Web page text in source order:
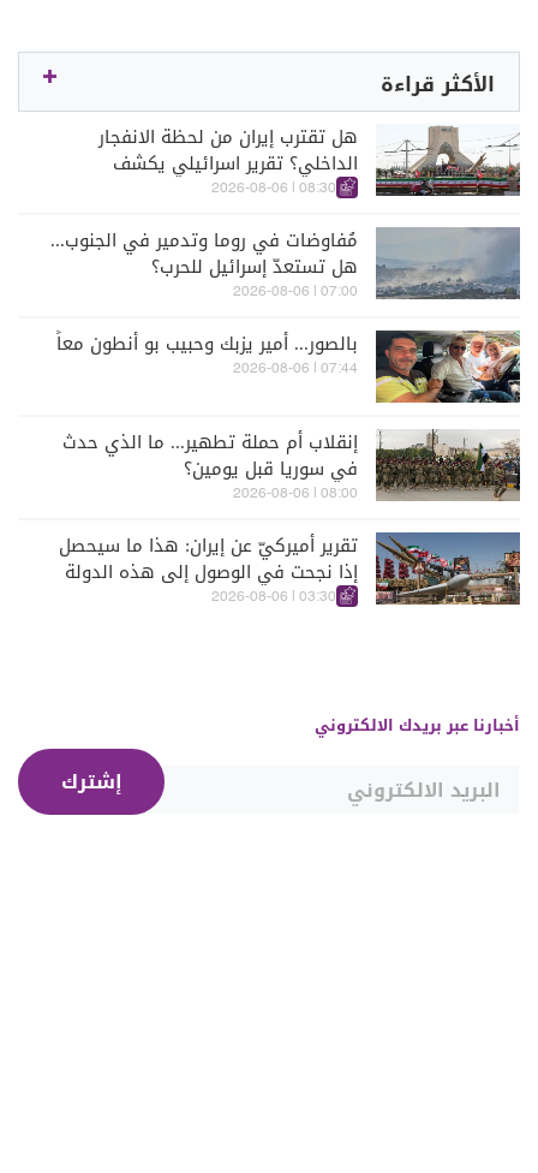
الأكثر قراءة
هل تقترب إيران من لحظة الانفجار
الداخلي؟ تقرير اسرائيلي يكشف
الكواليس
08:30 | 2026-08-06
مُفاوضات في روما وتدمير في الجنوب...
هل تستعدّ إسرائيل للحرب؟
07:00 | 2026-08-06
بالصور... أمير يزبك وحبيب بو أنطون معاً
07:44 | 2026-08-06
إنقلاب أم حملة تطهير... ما الذي حدث
في سوريا قبل يومين؟
08:00 | 2026-08-06
تقرير أميركيّ عن إيران: هذا ما سيحصل
إذا نجحت في الوصول إلى هذه الدولة
الآسيويّة
03:30 | 2026-08-06
أخبارنا عبر بريدك الالكتروني
إشترك